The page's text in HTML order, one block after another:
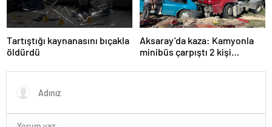
Tartıştığı kaynanasını bıçakla
öldürdü
Aksaray’da kaza: Kamyonla
minibüs çarpıştı 2 kişi